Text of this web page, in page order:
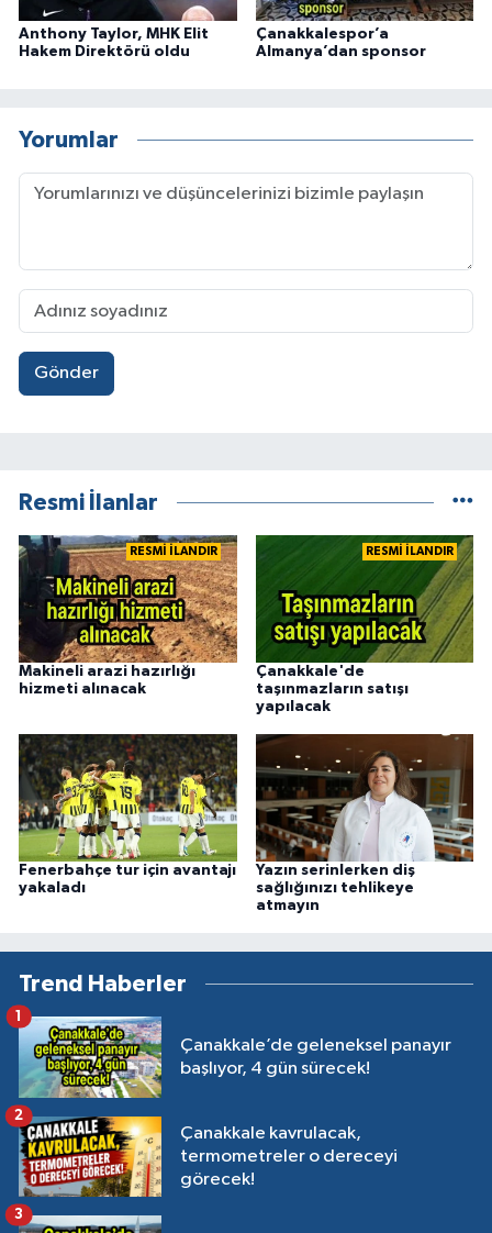
Anthony Taylor, MHK Elit
Hakem Direktörü oldu
Çanakkalespor’a
Almanya’dan sponsor
Yorumlar
Gönder
Resmi İlanlar
RESMİ İLANDIR
Makineli arazi hazırlığı
hizmeti alınacak
RESMİ İLANDIR
Çanakkale'de
taşınmazların satışı
yapılacak
Fenerbahçe tur için avantajı
yakaladı
Yazın serinlerken diş
sağlığınızı tehlikeye
atmayın
Trend Haberler
Çanakkale’de geleneksel panayır
başlıyor, 4 gün sürecek!
1
Çanakkale kavrulacak,
termometreler o dereceyi
görecek!
2
3